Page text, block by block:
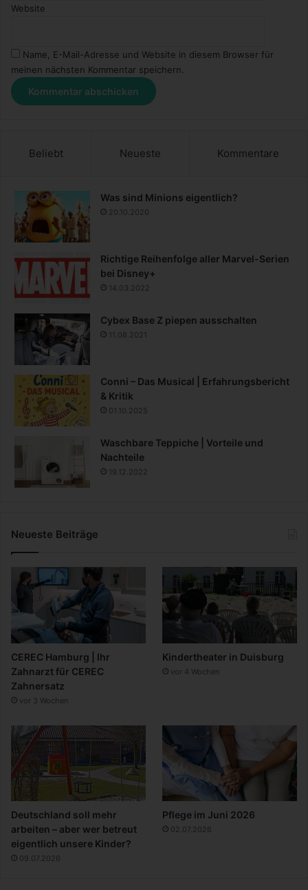
Website
Name, E-Mail-Adresse und Website in diesem Browser für
meinen nächsten Kommentar speichern.
Beliebt Neueste Kommentare
Was sind Minions eigentlich?
20.10.2020
Richtige Reihenfolge aller Marvel-Serien
bei Disney+
14.03.2022
Cybex Base Z piepen ausschalten
11.08.2021
Conni – Das Musical | Erfahrungsbericht
& Kritik
01.10.2025
Waschbare Teppiche | Vorteile und
Nachteile
19.12.2022
Neueste Beiträge
CEREC Hamburg | Ihr
Zahnarzt für CEREC
Zahnersatz
vor 3 Wochen
Kindertheater in Duisburg
vor 4 Wochen
Deutschland soll mehr
arbeiten – aber wer betreut
eigentlich unsere Kinder?
09.07.2026
Pflege im Juni 2026
02.07.2026